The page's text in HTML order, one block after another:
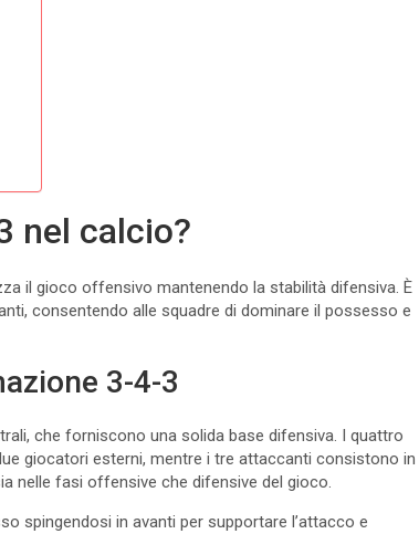
nel calcio?
il gioco offensivo mantenendo la stabilità difensiva. È
consentendo alle squadre di dominare il possesso e
3-4-3
che forniscono una solida base difensiva. I quattro
giocatori esterni, mentre i tre attaccanti consistono in
nelle fasi offensive che difensive del gioco.
spingendosi in avanti per supportare l’attacco e